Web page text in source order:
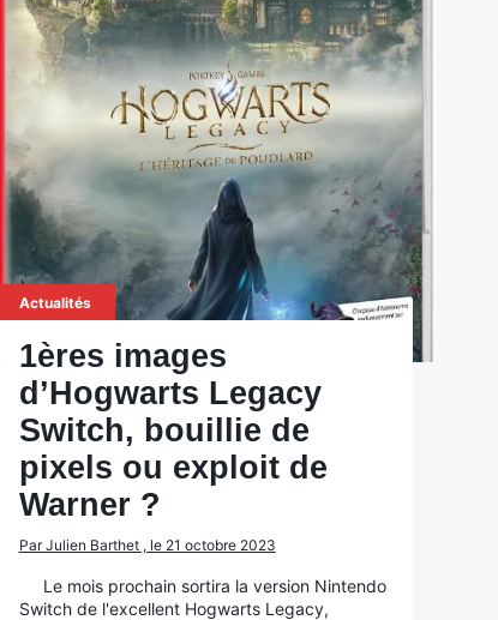
Actualités
1ères images
d’Hogwarts Legacy
Switch, bouillie de
pixels ou exploit de
Warner ?
Par Julien Barthet , le 21 octobre 2023
Le mois prochain sortira la version Nintendo
Switch de l'excellent Hogwarts Legacy,